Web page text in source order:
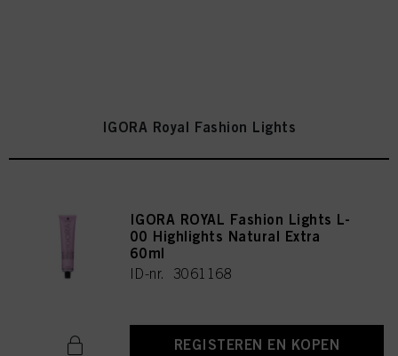
IGORA Royal Fashion Lights
IGORA ROYAL Fashion Lights L-
00 Highlights Natural Extra
60ml
ID-nr. 3061168
REGISTEREN EN KOPEN